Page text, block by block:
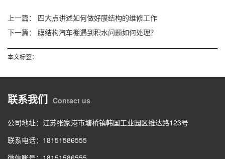
上一篇： 四大点讲述如何做好膜结构的维修工作
下一篇： 膜结构汽车棚遇到积水问题如何处理？
本文标签：
联系我们 Contact us
公司地址：江苏张家港市塘桥镇韩国工业园区维达路123号
联系电话：18151586555